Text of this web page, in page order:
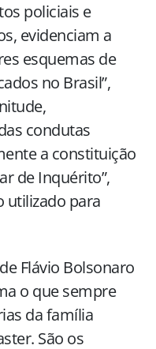
policiais e
evidenciam a
esquemas de
no Brasil”,
condutas
a constituição
de Inquérito”,
utilizado para
Flávio Bolsonaro
o que sempre
da família
São os